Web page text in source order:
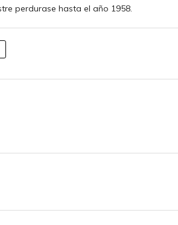
perdurase hasta el año 1958.